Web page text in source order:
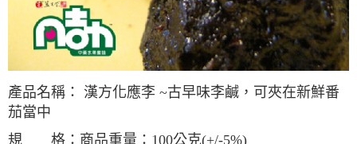
產品名稱： 漢方化應李 ~古早味李鹹，可夾在新鮮番
茄當中
規 格：商品重量：100公克(+/-5%)